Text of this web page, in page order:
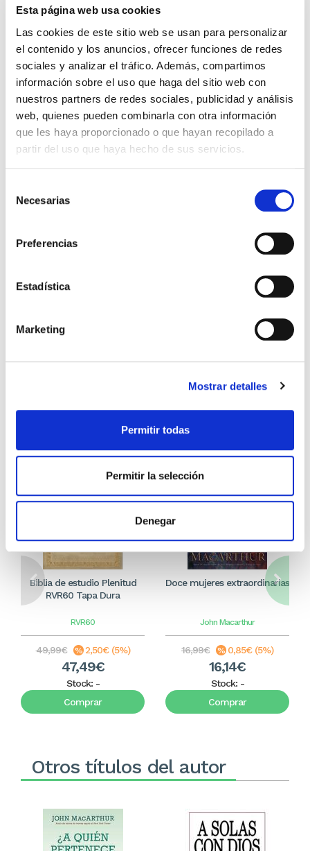
Esta página web usa cookies
Las cookies de este sitio web se usan para personalizar
el contenido y los anuncios, ofrecer funciones de redes
sociales y analizar el tráfico. Además, compartimos
información sobre el uso que haga del sitio web con
nuestros partners de redes sociales, publicidad y análisis
web, quienes pueden combinarla con otra información
que les haya proporcionado o que hayan recopilado a
partir del uso que haya hecho de sus servicios.
Necesarias
Preferencias
Estadística
Marketing
Mostrar detalles
Permitir todas
Permitir la selección
Denegar
DETALLES DEL PRODUCTO
Editor: Editorial Thomas Nelson
47,49 €
En lugar de: 49,99 €
Ahorras: 2,50 € (5%)
Importante:
en pedidos de + 30€
Los que compraron este
producto, también
compraron
Biblia de estudio Plenitud
RVR60 Tapa Dura
RVR60
49,99€ 2,50€ (5%)
47,49€
Stock: -
Comprar
Doce mujeres extraordinarias
John Macarthur
16,99€ 0,85€ (5%)
16,14€
Stock: -
Comprar
Otros títulos del autor